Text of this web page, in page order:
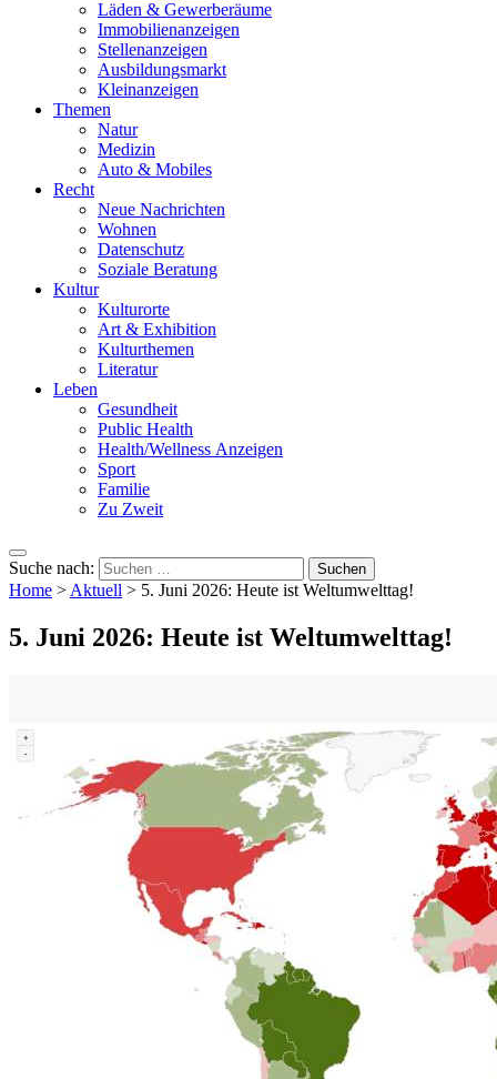
Läden & Gewerberäume
Immobilienanzeigen
Stellenanzeigen
Ausbildungsmarkt
Kleinanzeigen
Themen
Natur
Medizin
Auto & Mobiles
Recht
Neue Nachrichten
Wohnen
Datenschutz
Soziale Beratung
Kultur
Kulturorte
Art & Exhibition
Kulturthemen
Literatur
Leben
Gesundheit
Public Health
Health/Wellness Anzeigen
Sport
Familie
Zu Zweit
Suche nach:
Home > Aktuell > 5. Juni 2026: Heute ist Weltumwelttag!
5. Juni 2026: Heute ist Weltumwelttag!